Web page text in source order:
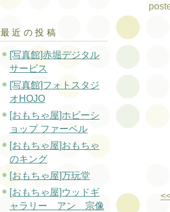
最近の投稿
[写真館]赤堀デジタル
サービス
[写真館]フォトスタジ
オHOJO
[おもちゃ屋]ホビーシ
ョップ ファーベル
[おもちゃ屋]おもちゃ
のキング
[おもちゃ屋]万玩堂
[おもちゃ屋]ウッドギ
ャラリー アン 宗像